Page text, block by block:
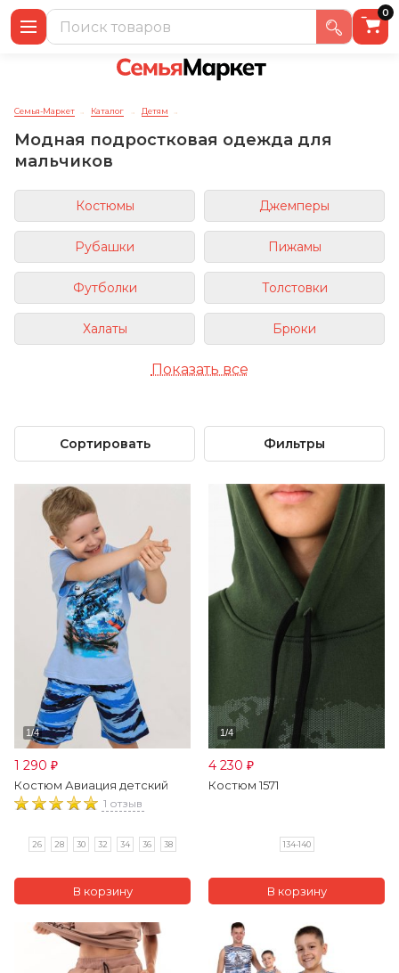
0
Семья-Маркет → Каталог → Детям →
Модная подростковая одежда для
мальчиков
Костюмы Джемперы
Рубашки Пижамы
Футболки Толстовки
Халаты Брюки
Показать все
Сортировать Фильтры
1 290 ₽
Костюм Авиация детский
1 отзыв
26 28 30 32 34 36 38
4 230 ₽
Костюм 1571
134-140